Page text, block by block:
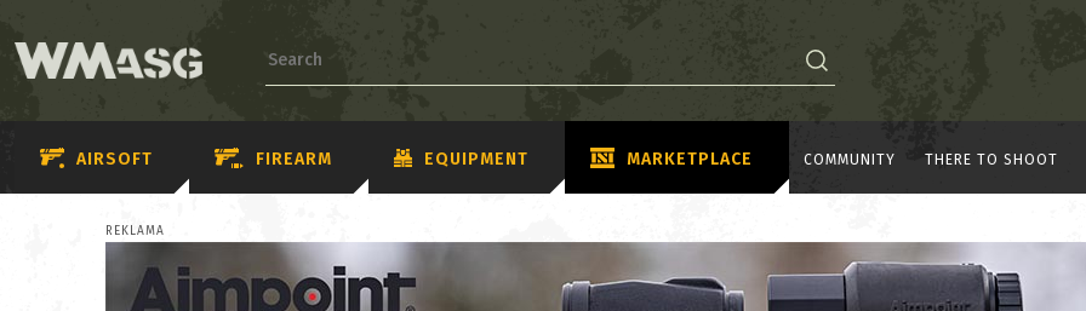
AIRSOFT FIREARM EQUIPMENT MARKETPLACE COMMUNITY THERE TO SHOOT
REKLAMA